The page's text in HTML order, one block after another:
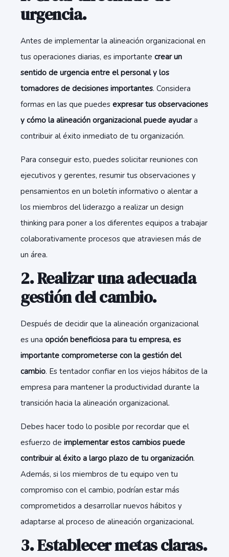
urgencia.
Antes de implementar la alineación organizacional en
tus operaciones diarias, es importante crear un
sentido de urgencia entre el personal y los
tomadores de decisiones importantes. Considera
formas en las que puedes expresar tus observaciones
y cómo la alineación organizacional puede ayudara
contribuir al éxito inmediato de tu organización.
Para conseguir esto, puedes solicitar reuniones con
ejecutivos y gerentes, resumir tus observaciones y
pensamientos en un boletín informativo o alentar a
los miembros del liderazgo a realizar un design
thinking para poner a los diferentes equipos a trabajar
colaborativamente procesos que atraviesen más de
un área.
2. Realizar una adecuada
gestión del cambio.
Después de decidir que la alineación organizacional
es una opción beneficiosa para tu empresa, es
importante comprometerse con la gestión del
cambio. Es tentador confiar en los viejos hábitos de la
empresa para mantener la productividad durante la
transición hacia la alineación organizacional.
Debes hacer todo lo posible por recordar que el
esfuerzo de implementar estos cambios puede
contribuir al éxito a largo plazo de tu organización.
Además, si los miembros de tu equipo ven tu
compromiso con el cambio, podrían estar más
comprometidos a desarrollar nuevos hábitos y
adaptarse al proceso de alineación organizacional.
3. Establecer metas claras.